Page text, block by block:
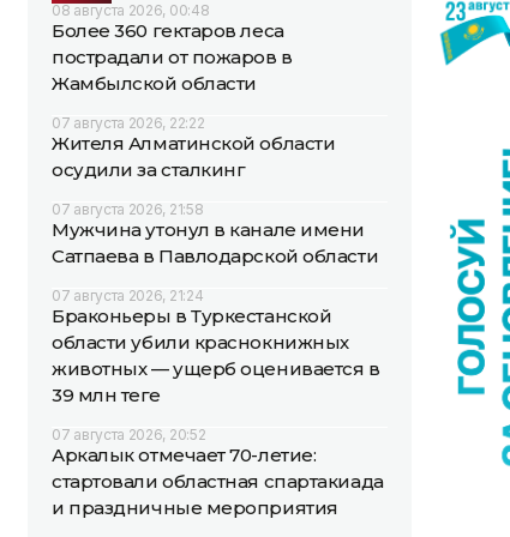
08 августа 2026, 00:48
Более 360 гектаров леса
пострадали от пожаров в
Жамбылской области
07 августа 2026, 22:22
Жителя Алматинской области
осудили за сталкинг
07 августа 2026, 21:58
Мужчина утонул в канале имени
Сатпаева в Павлодарской области
07 августа 2026, 21:24
Браконьеры в Туркестанской
области убили краснокнижных
животных — ущерб оценивается в
39 млн теңге
07 августа 2026, 20:52
Аркалык отмечает 70-летие:
стартовали областная спартакиада
и праздничные мероприятия